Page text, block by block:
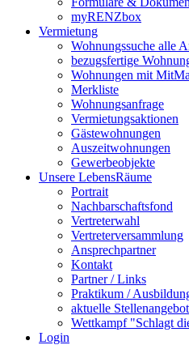
myRENZbox
Vermietung
Wohnungssuche alle
bezugsfertige
Wohnungen mit
Merkliste
Wohnungsanfrage
Vermietungsaktionen
Gästewohnungen
Auszeitwohnungen
Gewerbeobjekte
Unsere LebensRäume
Portrait
Nachbarschaftsfond
Vertreterwahl
Vertreterversammlung
Ansprechpartner
Kontakt
Partner / Links
Praktikum /
aktuelle
Wettkampf "Schlagt
Login